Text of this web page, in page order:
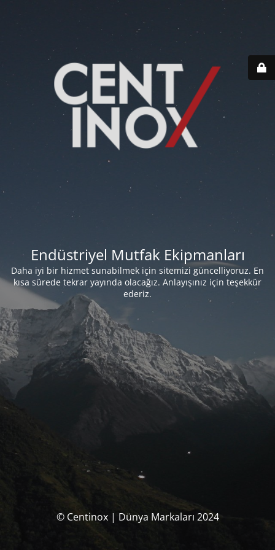
Endüstriyel Mutfak Ekipmanları
Daha iyi bir hizmet sunabilmek için sitemizi güncelliyoruz. En
kısa sürede tekrar yayında olacağız. Anlayışınız için teşekkür
ederiz.
© Centinox | Dünya Markaları 2024